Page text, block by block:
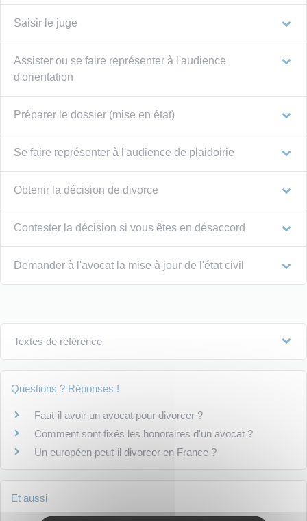
Saisir le juge
Assister ou se faire représenter à l'audience
d'orientation
Préparer le dossier (mise en état)
Se faire représenter à l'audience de plaidoirie
Obtenir la décision de divorce
Contester la décision si vous êtes en désaccord
Demander à l'avocat la mise à jour de l'état civil
Textes de référence
Questions ? Réponses !
Faut-il avoir un avocat pour divorcer ?
Comment sont fixés les honoraires d'un avocat ?
Un européen peut-il divorcer en France ?
Et aussi